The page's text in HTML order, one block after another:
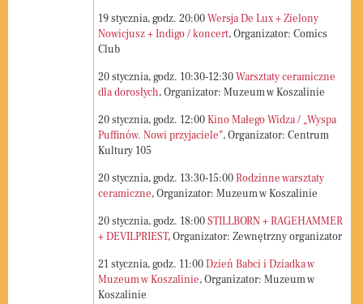
19stycznia, godz. 20:00Wersja De Lux + Zielony
Nowicjusz + Indigo / koncert, Organizator: Comics
Club
20stycznia, godz. 10:30-12:30Warsztaty ceramiczne
dla dorosłych, Organizator: Muzeum w Koszalinie
20stycznia, godz. 12:00Kino Małego Widza / „Wyspa
Puffinów. Nowi przyjaciele”, Organizator: Centrum
Kultury 105
20stycznia, godz. 13:30-15:00Rodzinne warsztaty
ceramiczne, Organizator: Muzeum w Koszalinie
20stycznia, godz. 18:00STILLBORN + RAGEHAMMER
+ DEVILPRIEST, Organizator: Zewnętrzny organizator
21stycznia, godz. 11:00Dzień Babci i Dziadka w
Muzeum w Koszalinie, Organizator: Muzeum w
Koszalinie